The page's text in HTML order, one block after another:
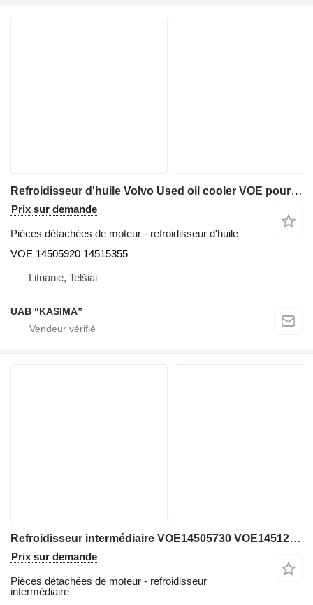
Refroidisseur d'huile Volvo Used oil cooler VOE pour excavateur Volvo EC210BLC
Prix sur demande
Pièces détachées de moteur - refroidisseur d'huile
VOE 14505920 14515355
Lituanie, Telšiai
UAB “KASIMA”
Refroidisseur intermédiaire VOE14505730 VOE14512404 pour excavateur Volvo EC210BLC
Prix sur demande
Pièces détachées de moteur - refroidisseur
intermédiaire